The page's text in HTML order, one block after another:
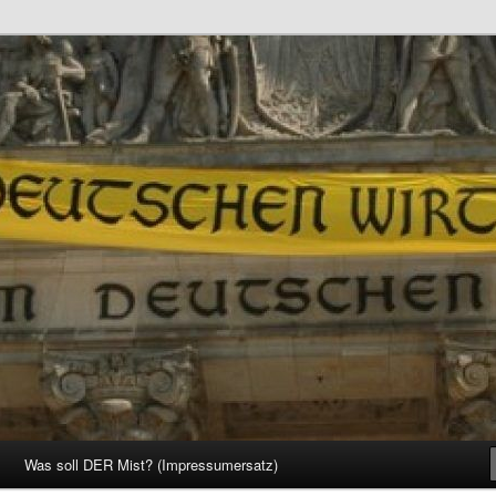
Was soll DER Mist? (Impressumersatz)